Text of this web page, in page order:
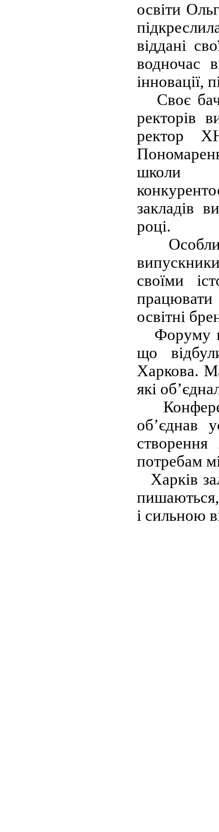
освіти
віддані
водночас
інновації,
Своє
ректорів
ректор
школи
закладів
році.
своїми
освітні
Форуму
що
Харкова.
які
об’єднав
створення
потребам
Харків
і сильною